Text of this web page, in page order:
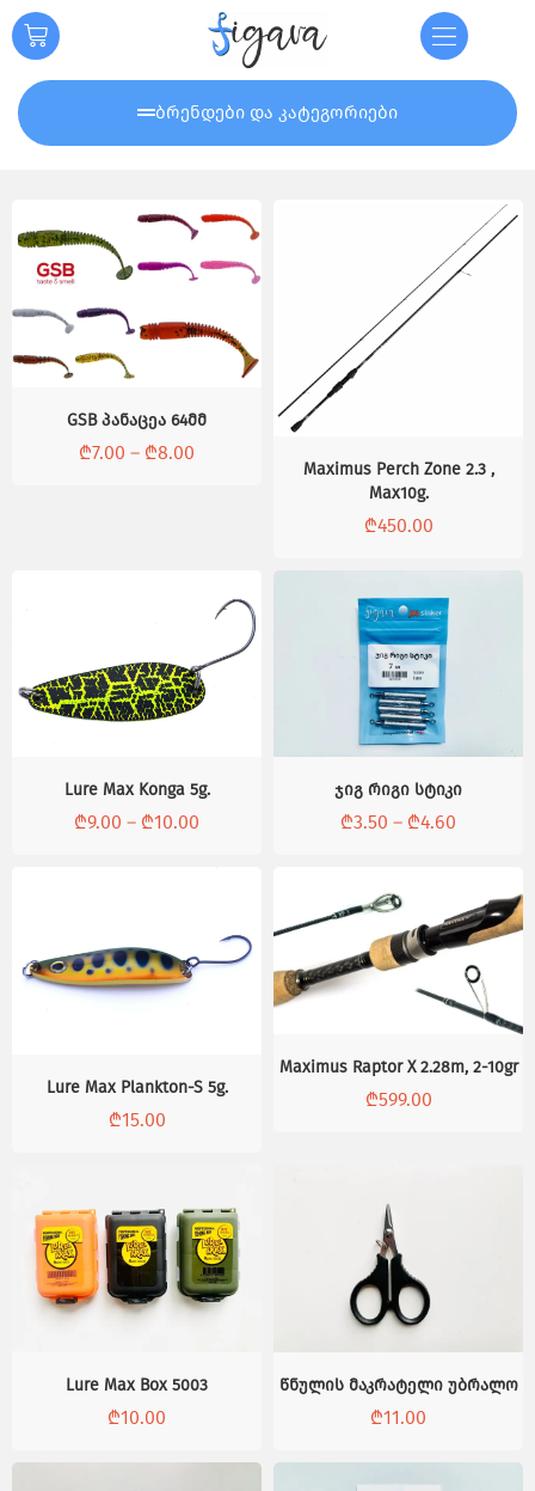
ბრენდები და კატეგორიები
GSB პანაცეა 64მმ
₾7.00 – ₾8.00
Maximus Perch Zone 2.3 ,
Max10g.
₾450.00
Lure Max Konga 5g.
₾9.00 – ₾10.00
ჯიგ რიგი სტიკი
₾3.50 – ₾4.60
Lure Max Plankton-S 5g.
₾15.00
Maximus Raptor X 2.28m, 2-10gr
₾599.00
Lure Max Box 5003
₾10.00
წნულის მაკრატელი უბრალო
₾11.00